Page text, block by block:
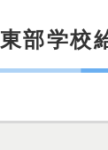
東部学校